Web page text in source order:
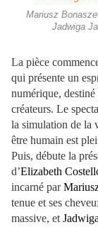
Mariusz
Jadwiga
La pièce
qui présente un
numérique, destiné
créateurs. Le
la simulation de la
être humain est
Puis, débute la
d’Elizabeth
incarné par
tenue et ses
massive, et